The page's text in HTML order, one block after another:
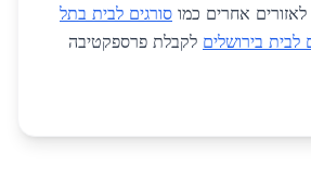
אחרים כמו סורגים לבית בתל
לבית בירושלים לקבלת פרספקטיבה